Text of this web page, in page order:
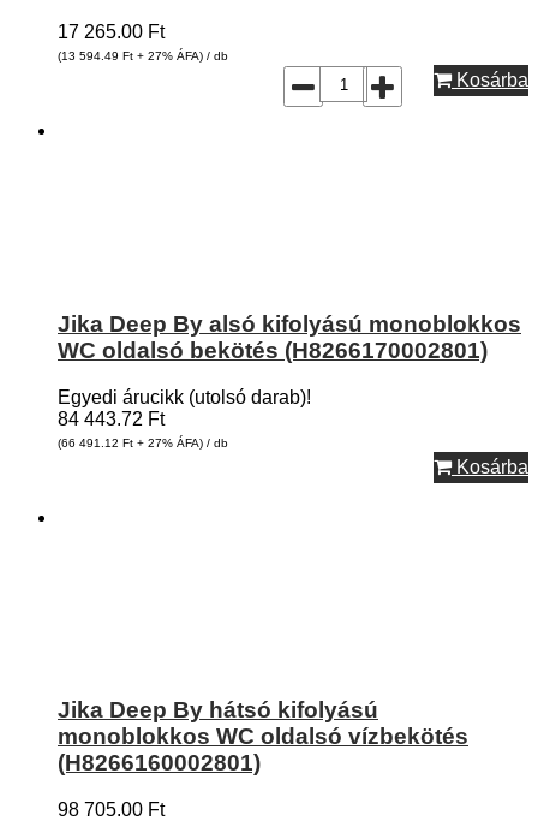
17 265.00 Ft
(13 594.49 Ft + 27% ÁFA) / db
Kosárba
Jika Deep By alsó kifolyású monoblokkos
WC oldalsó bekötés (H8266170002801)
Egyedi árucikk (utolsó darab)!
84 443.72 Ft
(66 491.12 Ft + 27% ÁFA) / db
Kosárba
Jika Deep By hátsó kifolyású
monoblokkos WC oldalsó vízbekötés
(H8266160002801)
98 705.00 Ft